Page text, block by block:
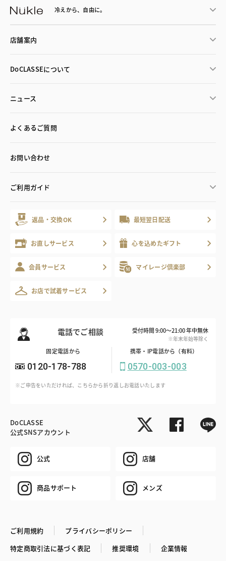
冷えから、 自由に。
店舗案内
DoCLASSEについて
ニュース
よくあるご質問
お問い合わせ
ご利用ガイド
返品・交換OK 最短翌日配送
お直しサービス 心を込めたギフト
会員サービス マイレージ倶楽部
お店で試着サービス
電話でご相談 受付時間 9:00～21:00 年中無休
※年末年始等除く
固定電話から
0120-178-788
携帯・IP電話から（有料）
0570-003-003
※ご申告をいただければ、こちらから折り返しお電話いたします
DoCLASSE
公式SNSアカウント
公式 店舗
商品サポート メンズ
ご利用規約
プライバシーポリシー
特定商取引法に基づく表記
推奨環境 企業情報